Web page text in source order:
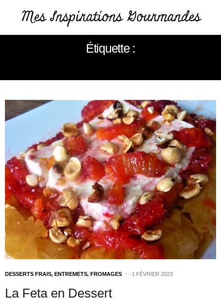
Étiquette :
DESSERTS FRAIS, ENTREMETS, FROMAGES 1 FÉVRIER 2023
La Feta en Dessert